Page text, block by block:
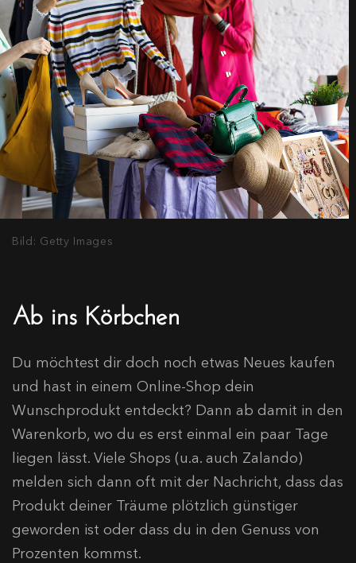
Bild: Getty Images
Ab ins Körbchen
Du möchtest dir doch noch etwas Neues kaufen
und hast in einem Online-Shop dein
Wunschprodukt entdeckt? Dann ab damit in den
Warenkorb, wo du es erst einmal ein paar Tage
liegen lässt. Viele Shops (u.a. auch Zalando)
melden sich dann oft mit der Nachricht, dass das
Produkt deiner Träume plötzlich günstiger
geworden ist oder dass du in den Genuss von
Prozenten kommst.